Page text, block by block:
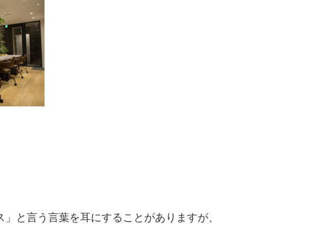
と言う言葉を耳にすることがありますが、